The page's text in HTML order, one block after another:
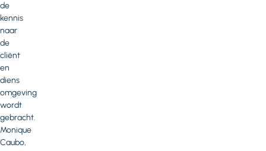
de
kennis
naar
de
cliënt
en
diens
omgeving
wordt
gebracht.
Monique
Caubo,